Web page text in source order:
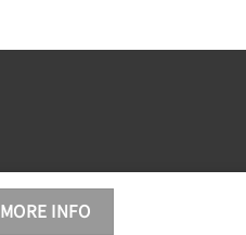
MORE INFO